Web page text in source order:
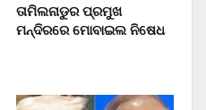
ତାମିଲନାଡୁର ପ୍ରମୁଖ
ମନ୍ଦିରରେ ମୋବାଇଲ ନିଷେଧ